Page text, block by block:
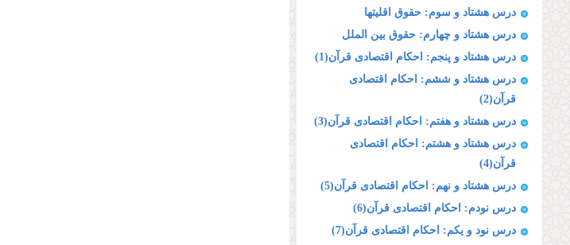
درس هشتاد و سوم: حقوق اقلیتها
درس هشتاد و چهارم: حقوق بین الملل
درس هشتاد و پنجم: احکام اقتصادی قرآن(1)
درس هشتاد و ششم: احکام اقتصادی
قرآن(2)
درس هشتاد و هفتم: احکام اقتصادی قرآن(3)
درس هشتاد و هشتم: احکام اقتصادی
قرآن(4)
درس هشتاد و نهم: احکام اقتصادی قرآن(5)
درس نودم: احکام اقتصادی قرآن(6)
درس نود و یکم: احکام اقتصادی قرآن(7)